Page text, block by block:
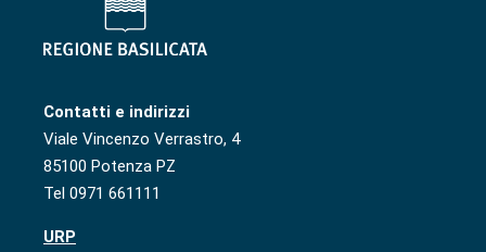
Contatti e indirizzi
Viale Vincenzo Verrastro, 4
85100 Potenza PZ
Tel 0971 661111
URP